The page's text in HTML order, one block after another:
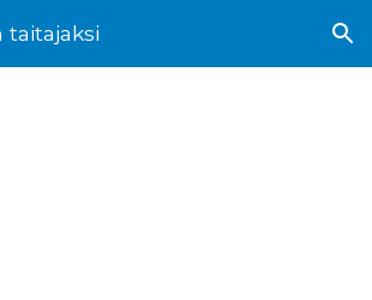
Skip to navigation
taitajaksi